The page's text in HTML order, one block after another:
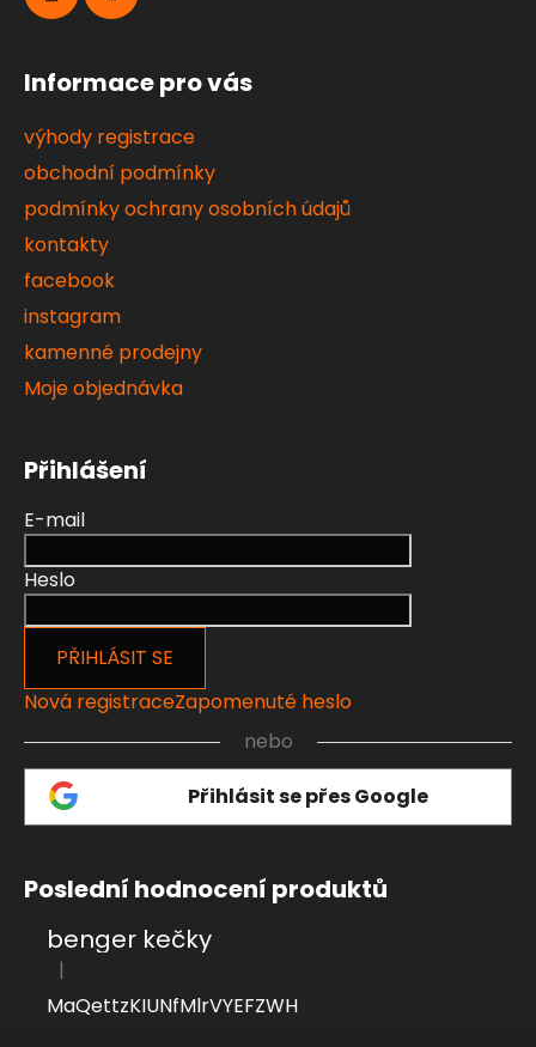
Informace pro vás
výhody registrace
obchodní podmínky
podmínky ochrany osobních údajů
kontakty
facebook
instagram
kamenné prodejny
Moje objednávka
Přihlášení
E-mail
Heslo
PŘIHLÁSIT SE
Nová registraceZapomenuté heslo
nebo
Přihlásit se přes Google
Poslední hodnocení produktů
benger kečky
Hodnocení produktu je 4 z 5 hvězdiček.
|
MaQettzKIUNfMlrVYEFZWH